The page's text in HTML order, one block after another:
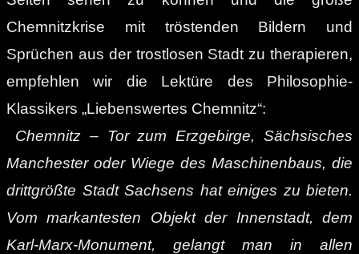
Chemnitzkrise mit tröstenden Bildern und
Sprüchen aus der trostlosen Stadt zu therapieren,
empfehlen wir die Lektüre des Philosophie-
Klassikers „Liebenswertes Chemnitz“:
Chemnitz – Tor zum Erzgebirge, Sächsisches
Manchester oder Wiege des Maschinenbaus, die
drittgrößte Stadt Sachsens hat einiges zu bieten.
Vom markantesten Objekt der Innenstadt, dem
Karl-Marx-Monument, gelangt man in allen